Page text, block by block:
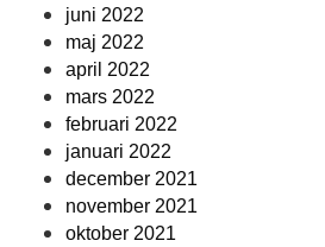
juni 2022
maj 2022
april 2022
mars 2022
februari 2022
januari 2022
december 2021
november 2021
oktober 2021